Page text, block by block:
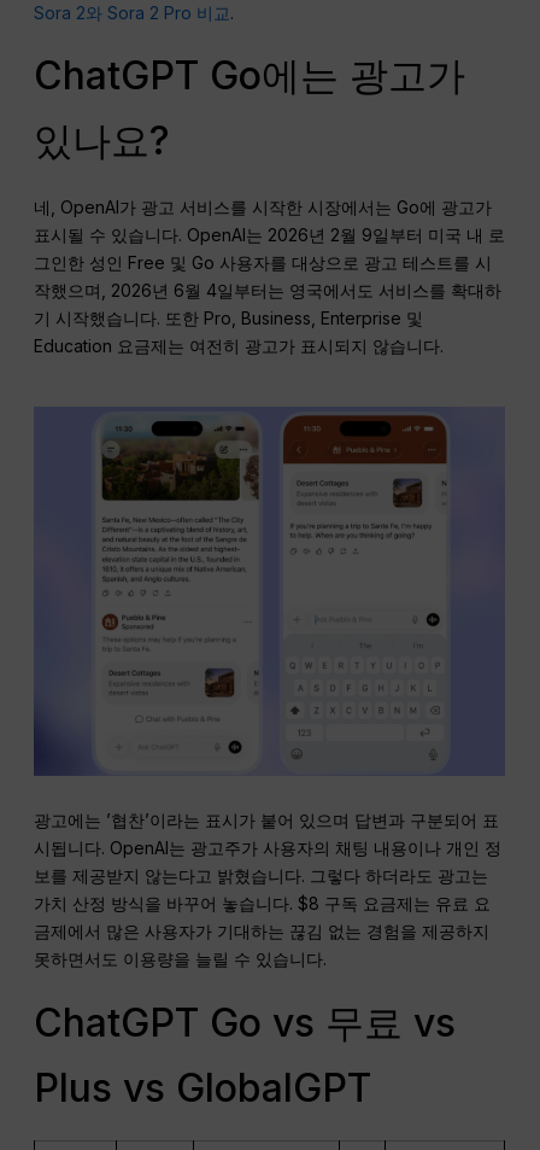
Sora 2와 Sora 2 Pro 비교.
ChatGPT Go에는 광고가
있나요?
네, OpenAI가 광고 서비스를 시작한 시장에서는 Go에 광고가
표시될 수 있습니다. OpenAI는 2026년 2월 9일부터 미국 내 로
그인한 성인 Free 및 Go 사용자를 대상으로 광고 테스트를 시
작했으며, 2026년 6월 4일부터는 영국에서도 서비스를 확대하
기 시작했습니다. 또한 Pro, Business, Enterprise 및
Education 요금제는 여전히 광고가 표시되지 않습니다.
광고에는 ’협찬’이라는 표시가 붙어 있으며 답변과 구분되어 표
시됩니다. OpenAI는 광고주가 사용자의 채팅 내용이나 개인 정
보를 제공받지 않는다고 밝혔습니다. 그렇다 하더라도 광고는
가치 산정 방식을 바꾸어 놓습니다. $8 구독 요금제는 유료 요
금제에서 많은 사용자가 기대하는 끊김 없는 경험을 제공하지
못하면서도 이용량을 늘릴 수 있습니다.
ChatGPT Go vs 무료 vs
Plus vs GlobalGPT